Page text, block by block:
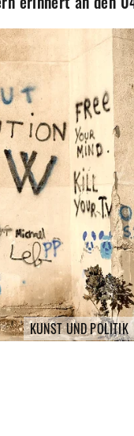
KUNST UND POLITIK